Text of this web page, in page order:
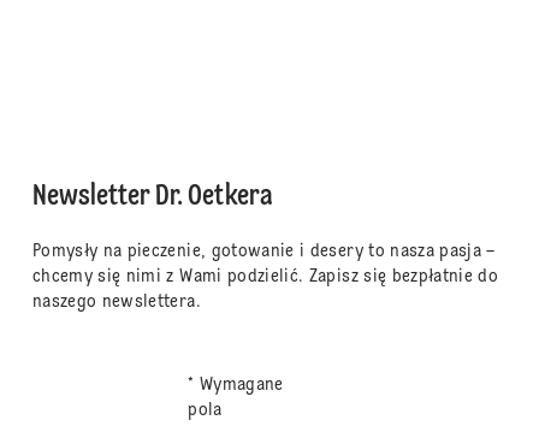
Newsletter Dr. Oetkera
Pomysły na pieczenie, gotowanie i desery to nasza pasja –
chcemy się nimi z Wami podzielić. Zapisz się bezpłatnie do
naszego newslettera.
* Wymagane
pola